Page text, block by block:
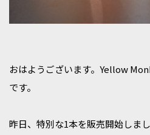
おはようございます。Yellow
です。
昨日、特別な1本を販売開始しまし